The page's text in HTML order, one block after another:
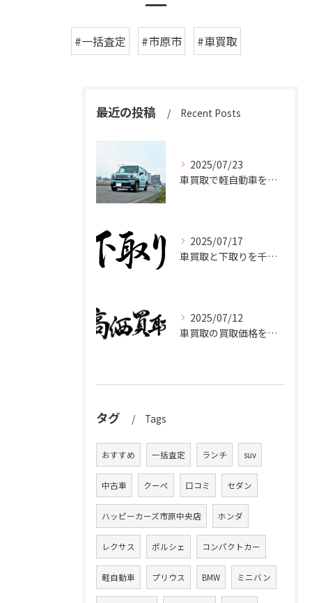
#一括査定 #市原市 #車買取
最近の投稿 Recent Posts
2025/07/23
車買取で軽自動車を千葉県市原市で高く売るための相場と査定ポイント
2025/07/17
車買取と下取りを千葉県市原市で賢く使い分けて高く売るコツ
2025/07/12
車買取の買取価格を千葉県市原市で高くするための業者選びと査定比較ポイント
タグ Tags
おすすめ 一括査定 ランチ suv
中古車 クーペ 口コミ セダン
ハッピーカーズ市原中央店 ホンダ
レクサス ポルシェ コンパクトカー
軽自動車 プリウス BMW ミニバン